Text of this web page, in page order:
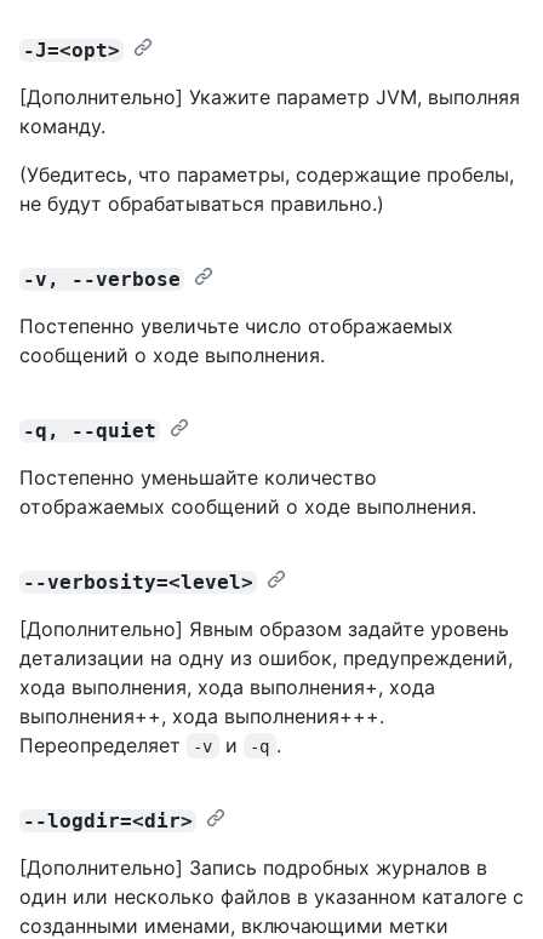
-J=<opt>
[Дополнительно] Укажите параметр JVM, выполняя
команду.
(Убедитесь, что параметры, содержащие пробелы,
не будут обрабатываться правильно.)
-v, --verbose
Постепенно увеличьте число отображаемых
сообщений о ходе выполнения.
-q, --quiet
Постепенно уменьшайте количество
отображаемых сообщений о ходе выполнения.
--verbosity=<level>
[Дополнительно] Явным образом задайте уровень
детализации на одну из ошибок, предупреждений,
хода выполнения, хода выполнения+, хода
выполнения++, хода выполнения+++.
Переопределяет
-v и -q .
--logdir=<dir>
[Дополнительно] Запись подробных журналов в
один или несколько файлов в указанном каталоге с
созданными именами, включающими метки